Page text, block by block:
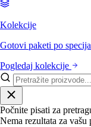
Kolekcije
Gotovi paketi po
Pogledaj kolekcije
Počnite pisati za
Nema rezultata za vašu